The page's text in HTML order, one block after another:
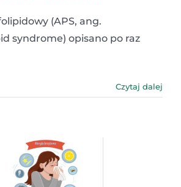
(APS, ang.
syndrome) opisano po raz
Czytaj dalej